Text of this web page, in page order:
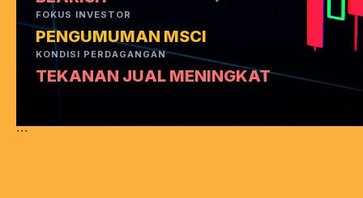
FOKUS INVESTOR
PENGUMUMAN MSCI
KONDISI PERDAGANGAN
TEKANAN JUAL MENINGKAT
```